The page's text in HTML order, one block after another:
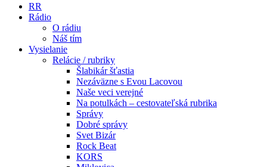
RR
Rádio
O rádiu
Náš tím
Vysielanie
Relácie / rubriky
Šlabikár šťastia
Nezáväzne s Evou Lacovou
Naše veci verejné
Na potulkách – cestovateľská rubrika
Správy
Dobré správy
Svet Bizár
Rock Beat
KORS